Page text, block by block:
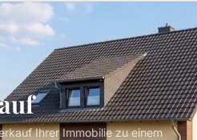
Ihrer Immobilie zu einem